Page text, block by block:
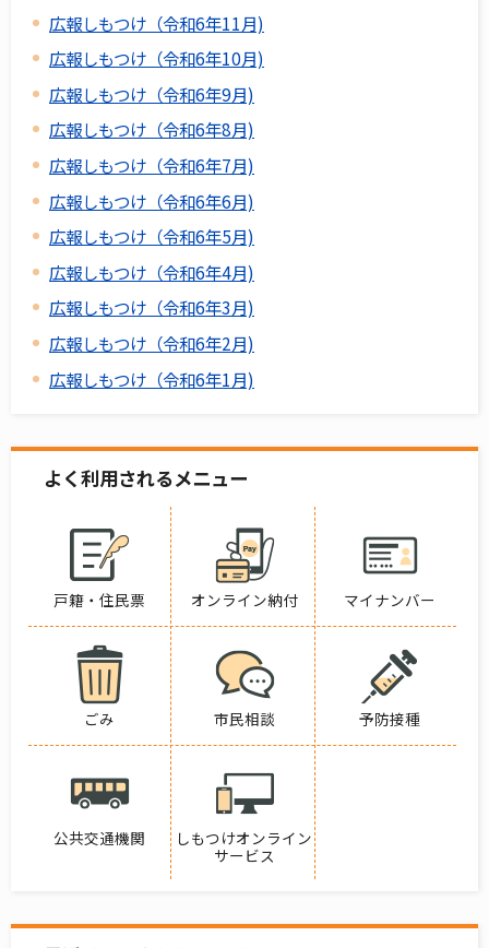
広報しもつけ（令和6年11月)
広報しもつけ（令和6年10月)
広報しもつけ（令和6年9月)
広報しもつけ（令和6年8月)
広報しもつけ（令和6年7月)
広報しもつけ（令和6年6月)
広報しもつけ（令和6年5月)
広報しもつけ（令和6年4月)
広報しもつけ（令和6年3月)
広報しもつけ（令和6年2月)
広報しもつけ（令和6年1月)
よく利用されるメニュー
戸籍・住民票 オンライン納付 マイナンバー
ごみ 市民相談 予防接種
公共交通機関
しもつけオンライン
サービス